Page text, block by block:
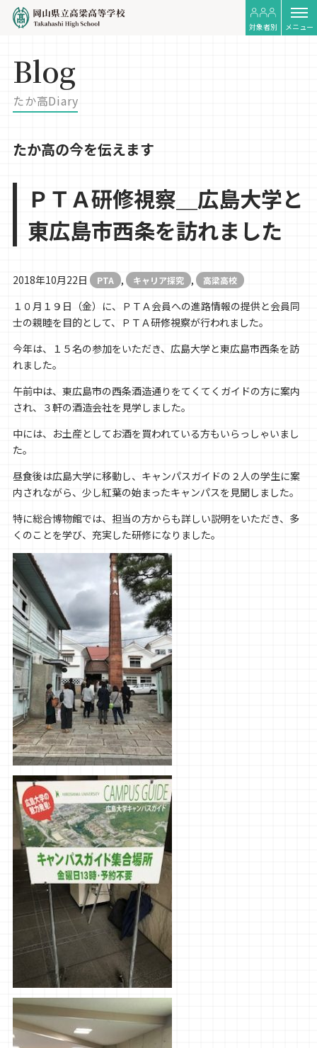
対象者別 メニュー
Blog
たか高Diary
たか高の今を伝えます
ＰＴＡ研修視察＿広島大学と
東広島市西条を訪れました
2018年10月22日 PTA , キャリア探究 , 高梁高校
１０月１９日（金）に、ＰＴＡ会員への進路情報の提供と会員同
士の親睦を目的として、ＰＴＡ研修視察が行われました。
今年は、１５名の参加をいただき、広島大学と東広島市西条を訪
れました。
午前中は、東広島市の西条酒造通りをてくてくガイドの方に案内
され、３軒の酒造会社を見学しました。
中には、お土産としてお酒を買われている方もいらっしゃいまし
た。
昼食後は広島大学に移動し、キャンパスガイドの２人の学生に案
内されながら、少し紅葉の始まったキャンパスを見聞しました。
特に総合博物館では、担当の方からも詳しい説明をいただき、多
くのことを学び、充実した研修になりました。